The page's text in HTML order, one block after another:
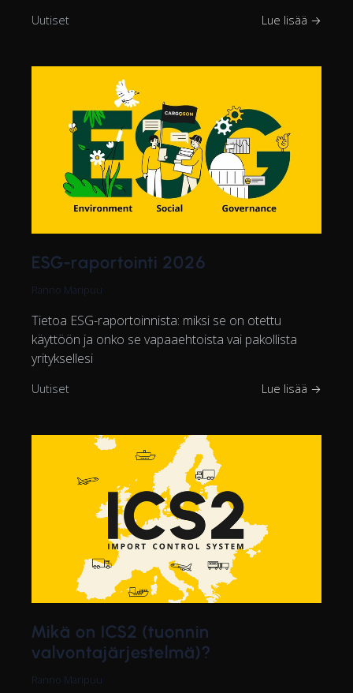
Uutiset Lue lisää →
ESG-raportointi 2026
Ranno Maripuu
Tietoa ESG-raportoinnista: miksi se on otettu
käyttöön ja onko se vapaaehtoista vai pakollista
yrityksellesi
Uutiset Lue lisää →
Mikä on ICS2 (tuonnin
valvontajärjestelmä)?
Ranno Maripuu